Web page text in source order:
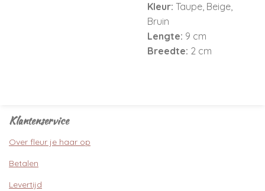
Kleur: Taupe, Beige,
Bruin
Lengte: 9 cm
Breedte: 2 cm
Klantenservice
Over fleur je haar op
Betalen
Levertijd